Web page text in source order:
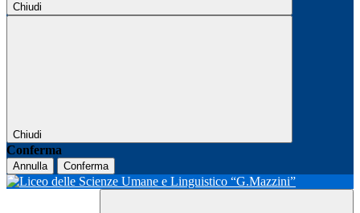
Chiudi
Chiudi
Conferma
Annulla Conferma